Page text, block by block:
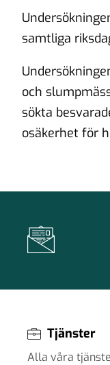
samtliga
och
sökta
osäkerhet för
Tjänster
Alla våra